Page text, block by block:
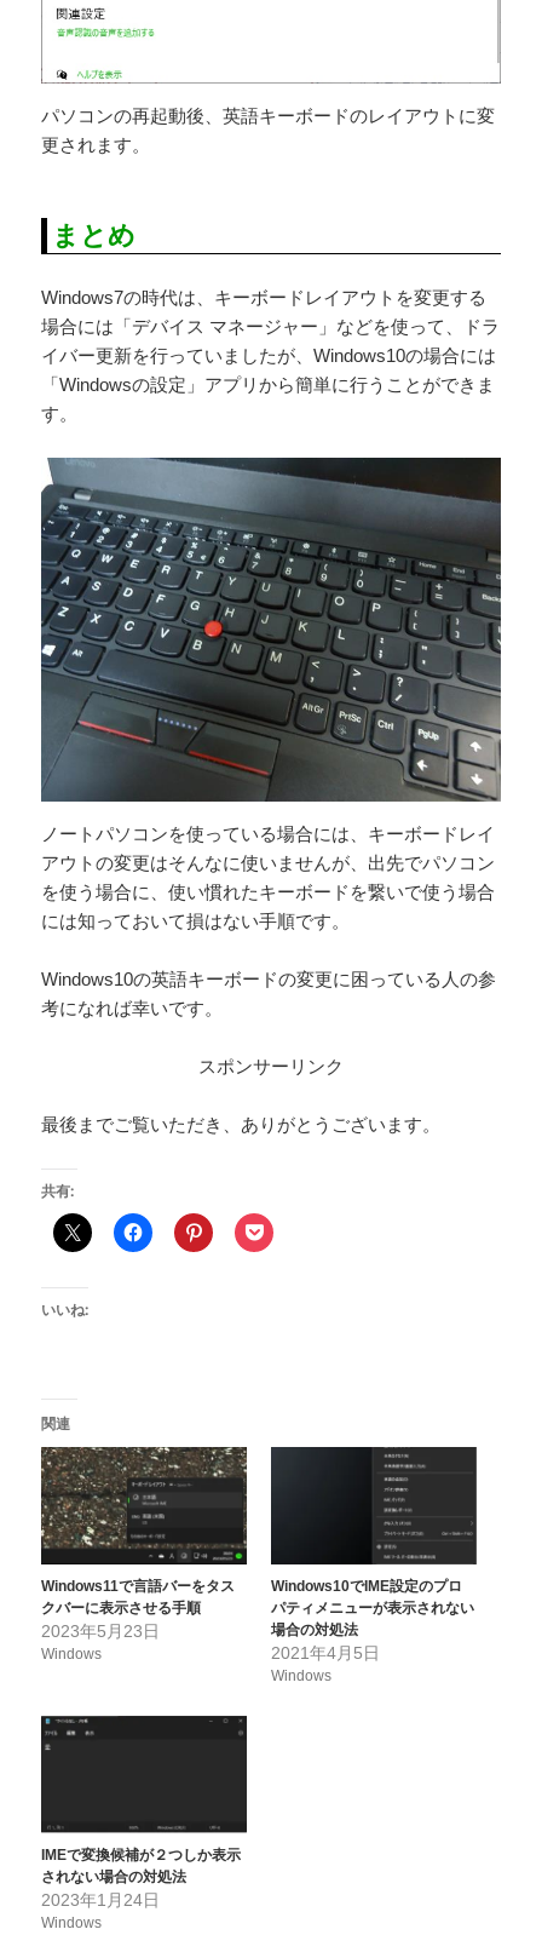
パソコンの再起動後、英語キーボードのレイアウトに変
更されます。
まとめ
Windows7の時代は、キーボードレイアウトを変更する
場合には「デバイス マネージャー」などを使って、ドラ
イバー更新を行っていましたが、Windows10の場合には
「Windowsの設定」アプリから簡単に行うことができま
す。
ノートパソコンを使っている場合には、キーボードレイ
アウトの変更はそんなに使いませんが、出先でパソコン
を使う場合に、使い慣れたキーボードを繋いで使う場合
には知っておいて損はない手順です。
Windows10の英語キーボードの変更に困っている人の参
考になれば幸いです。
スポンサーリンク
最後までご覧いただき、ありがとうございます。
共有:
いいね:
関連
Windows11で言語バーをタス
クバーに表示させる手順
2023年5月23日
Windows
Windows10でIME設定のプロ
パティメニューが表示されない
場合の対処法
2021年4月5日
Windows
IMEで変換候補が２つしか表示
されない場合の対処法
2023年1月24日
Windows